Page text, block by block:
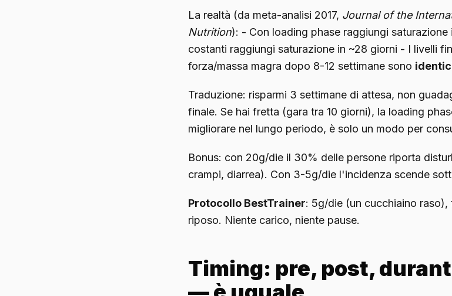
La realtà (da meta-analisi 2017, Journal of the
Nutrition): - Con loading phase raggiungi
costanti raggiungi saturazione in ~28 giorni - I livelli
forza/massa magra dopo 8-12 settimane sono
Traduzione: risparmi 3 settimane di attesa, non
finale. Se hai fretta (gara tra 10 giorni), la loading
migliorare nel lungo periodo, è solo un modo per
Bonus: con 20g/die il 30% delle persone riporta
crampi, diarrea). Con 3-5g/die l'incidenza scende
Protocollo BestTrainer: 5g/die (un cucchiaino
riposo. Niente carico, niente pause.
Timing: pre, post,